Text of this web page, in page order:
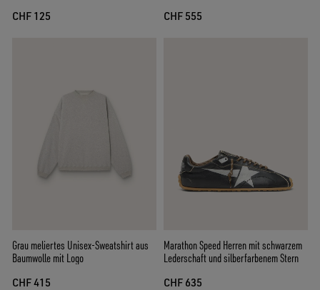
CHF 125 CHF 555
Grau meliertes Unisex-Sweatshirt aus
Baumwolle mit Logo
CHF 415
Marathon Speed Herren mit schwarzem
Lederschaft und silberfarbenem Stern
CHF 635